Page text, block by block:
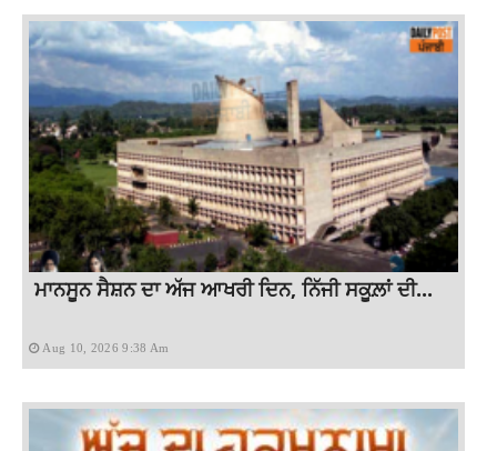
ਮਾਨਸੂਨ ਸੈਸ਼ਨ ਦਾ ਅੱਜ ਆਖਰੀ ਦਿਨ, ਨਿੱਜੀ ਸਕੂਲ਼ਾਂ ਦੀ...
Aug 10, 2026 9:38 Am